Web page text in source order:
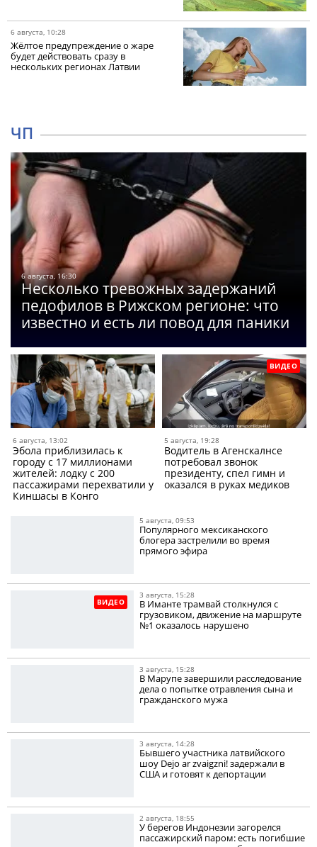
6 августа, 10:28
Жёлтое предупреждение о жаре
будет действовать сразу в
нескольких регионах Латвии
ЧП
6 августа, 16:30
Несколько тревожных задержаний
педофилов в Рижском регионе: что
известно и есть ли повод для паники
6 августа, 13:02
Эбола приблизилась к
городу с 17 миллионами
жителей: лодку с 200
пассажирами перехватили у
Киншасы в Конго
ВИДЕО
5 августа, 19:28
Водитель в Агенскалнсе
потребовал звонок
президенту, спел гимн и
оказался в руках медиков
5 августа, 09:53
Популярного мексиканского
блогера застрелили во время
прямого эфира
ВИДЕО
3 августа, 15:28
В Иманте трамвай столкнулся с
грузовиком, движение на маршруте
№1 оказалось нарушено
3 августа, 15:28
В Марупе завершили расследование
дела о попытке отравления сына и
гражданского мужа
3 августа, 14:28
Бывшего участника латвийского
шоу Dejo ar zvaigzni! задержали в
США и готовят к депортации
2 августа, 18:55
У берегов Индонезии загорелся
пассажирский паром: есть погибшие